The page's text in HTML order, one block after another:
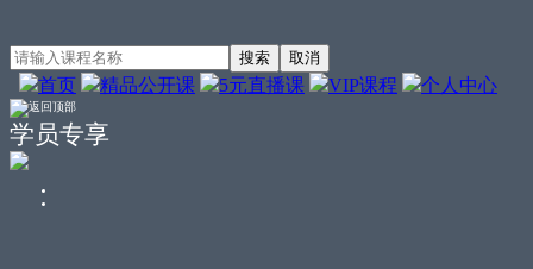
首页 精品公开课 5元直播课 VIP课程 个人中心
学员专享